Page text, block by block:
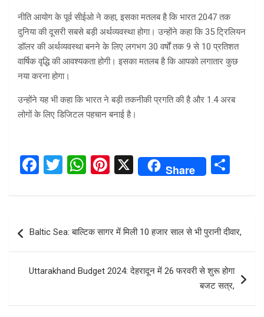
नीति आयोग के पूर्व सीईओ ने कहा, इसका मतलब है कि भारत 2047 तक
दुनिया की दूसरी सबसे बड़ी अर्थव्यवस्था होगा। उन्होंने कहा कि 35 ट्रिलियन
डॉलर की अर्थव्यवस्था बनने के लिए लगभग 30 वर्षों तक 9 से 10 प्रतिशत
वार्षिक वृद्धि की आवश्यकता होगी। इसका मतलब है कि आपको लगातार कुछ
नया करना होगा।
उन्होंने यह भी कहा कि भारत ने बड़ी तकनीकी प्रगति की है और 1.4 अरब
लोगों के लिए डिजिटल पहचान बनाई है।
F
ce
o
o
k
T
tt
W
at
A
p
p
Pi
er
es
t
X Share
ar
navigation
Baltic Sea: बाल्टिक सागर में मिली 10 हजार साल से भी पुरानी दीवार,
Uttarakhand Budget 2024: देहरादून में 26 फरवरी से शुरू होगा
बजट सत्र,